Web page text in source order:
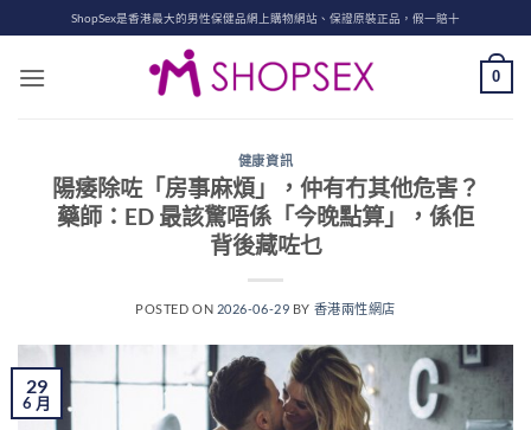
to
content
ShopSex是香港最大的男性保健品網上購物網站、保證原裝正品，假一賠十
0
健康資訊
陽痿除咗「房事麻煩」，仲有冇其他危害？
藥師：ED 最該驚唔係「今晚點算」，係佢
背後藏咗乜
POSTED ON 2026-06-29 BY 香港兩性網店
29
6 月